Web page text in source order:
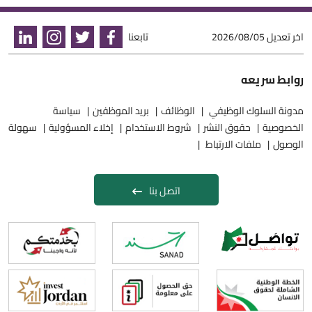
اخر تعديل2026/08/05 تابعنا
روابط سريعه
مدونة السلوك الوظيفي الوظائف بريد الموظفين
سياسة
الخصوصية
حقوق النشر شروط الاستخدام إخلاء المسؤولية
سهولة
الوصول
ملفات الارتباط
اتصل بنا